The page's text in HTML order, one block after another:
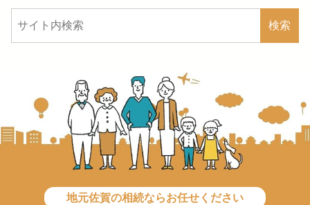
検索
地元佐賀の相続ならお任せください